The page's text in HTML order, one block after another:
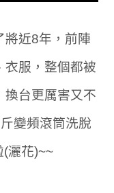
近8年，前陣
衣服，整個都被
換台更厲害又不
變頻滾筒洗脫
灑花)~~